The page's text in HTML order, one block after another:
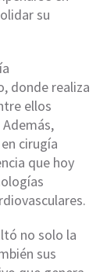
su
donde realiza
ellos
cirugía
que hoy
no solo la
sus